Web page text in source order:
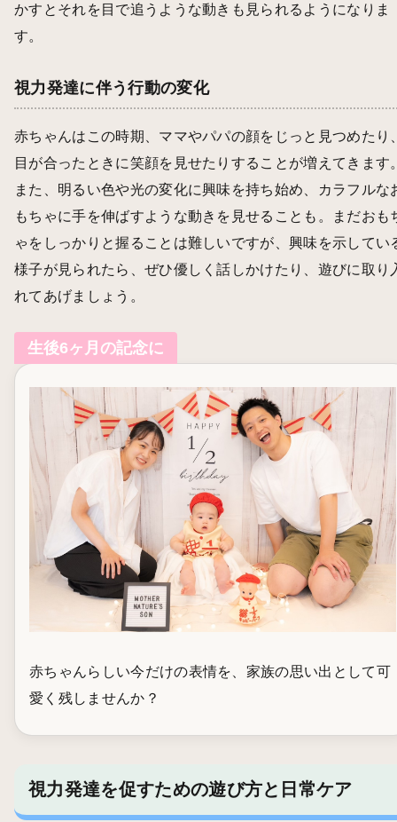
かすとそれを目で追うような動きも見られるようになりま
す。
視力発達に伴う行動の変化
赤ちゃんはこの時期、ママやパパの顔をじっと見つめたり
目が合ったときに笑顔を見せたりすることが増えてきます
また、明るい色や光の変化に興味を持ち始め、カラフルな
もちゃに手を伸ばすような動きを見せることも。まだおも
ゃをしっかりと握ることは難しいですが、興味を示してい
様子が見られたら、ぜひ優しく話しかけたり、遊びに取り
れてあげましょう。
生後6ヶ月の記念に
赤ちゃんらしい今だけの表情を、家族の思い出として可
愛く残しませんか？
視力発達を促すための遊び方と日常ケア